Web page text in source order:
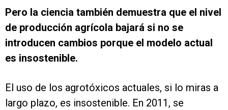
Pero la ciencia también demuestra que el nivel
de producción agrícola bajará si no se
introducen cambios porque el modelo actual
es insostenible.
El uso de los agrotóxicos actuales, si lo miras a
largo plazo, es insostenible. En 2011, se